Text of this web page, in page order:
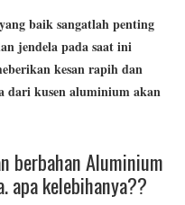
baik sangatlah penting
jendela pada saat ini
kesan rapih dan
dari kusen aluminium akan
berbahan Aluminium
apa kelebihanya??